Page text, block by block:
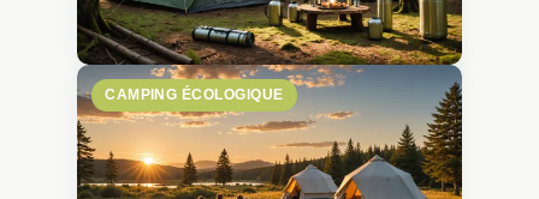
CAMPING ÉCOLOGIQUE